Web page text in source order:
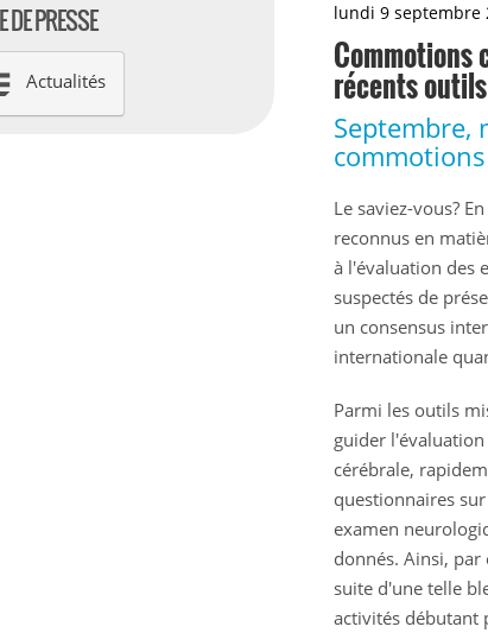
DE PRESSE
Actualités
lundi 9 septembre
Commotions
récents
Septembre,
Le saviez-vous?
reconnus en
à l'évaluation des
suspectés de
un consensus
internationale
Parmi les outils
guider
cérébrale,
questionnaires
examen
donnés. Ainsi, par
suite d'une telle
activités débutant